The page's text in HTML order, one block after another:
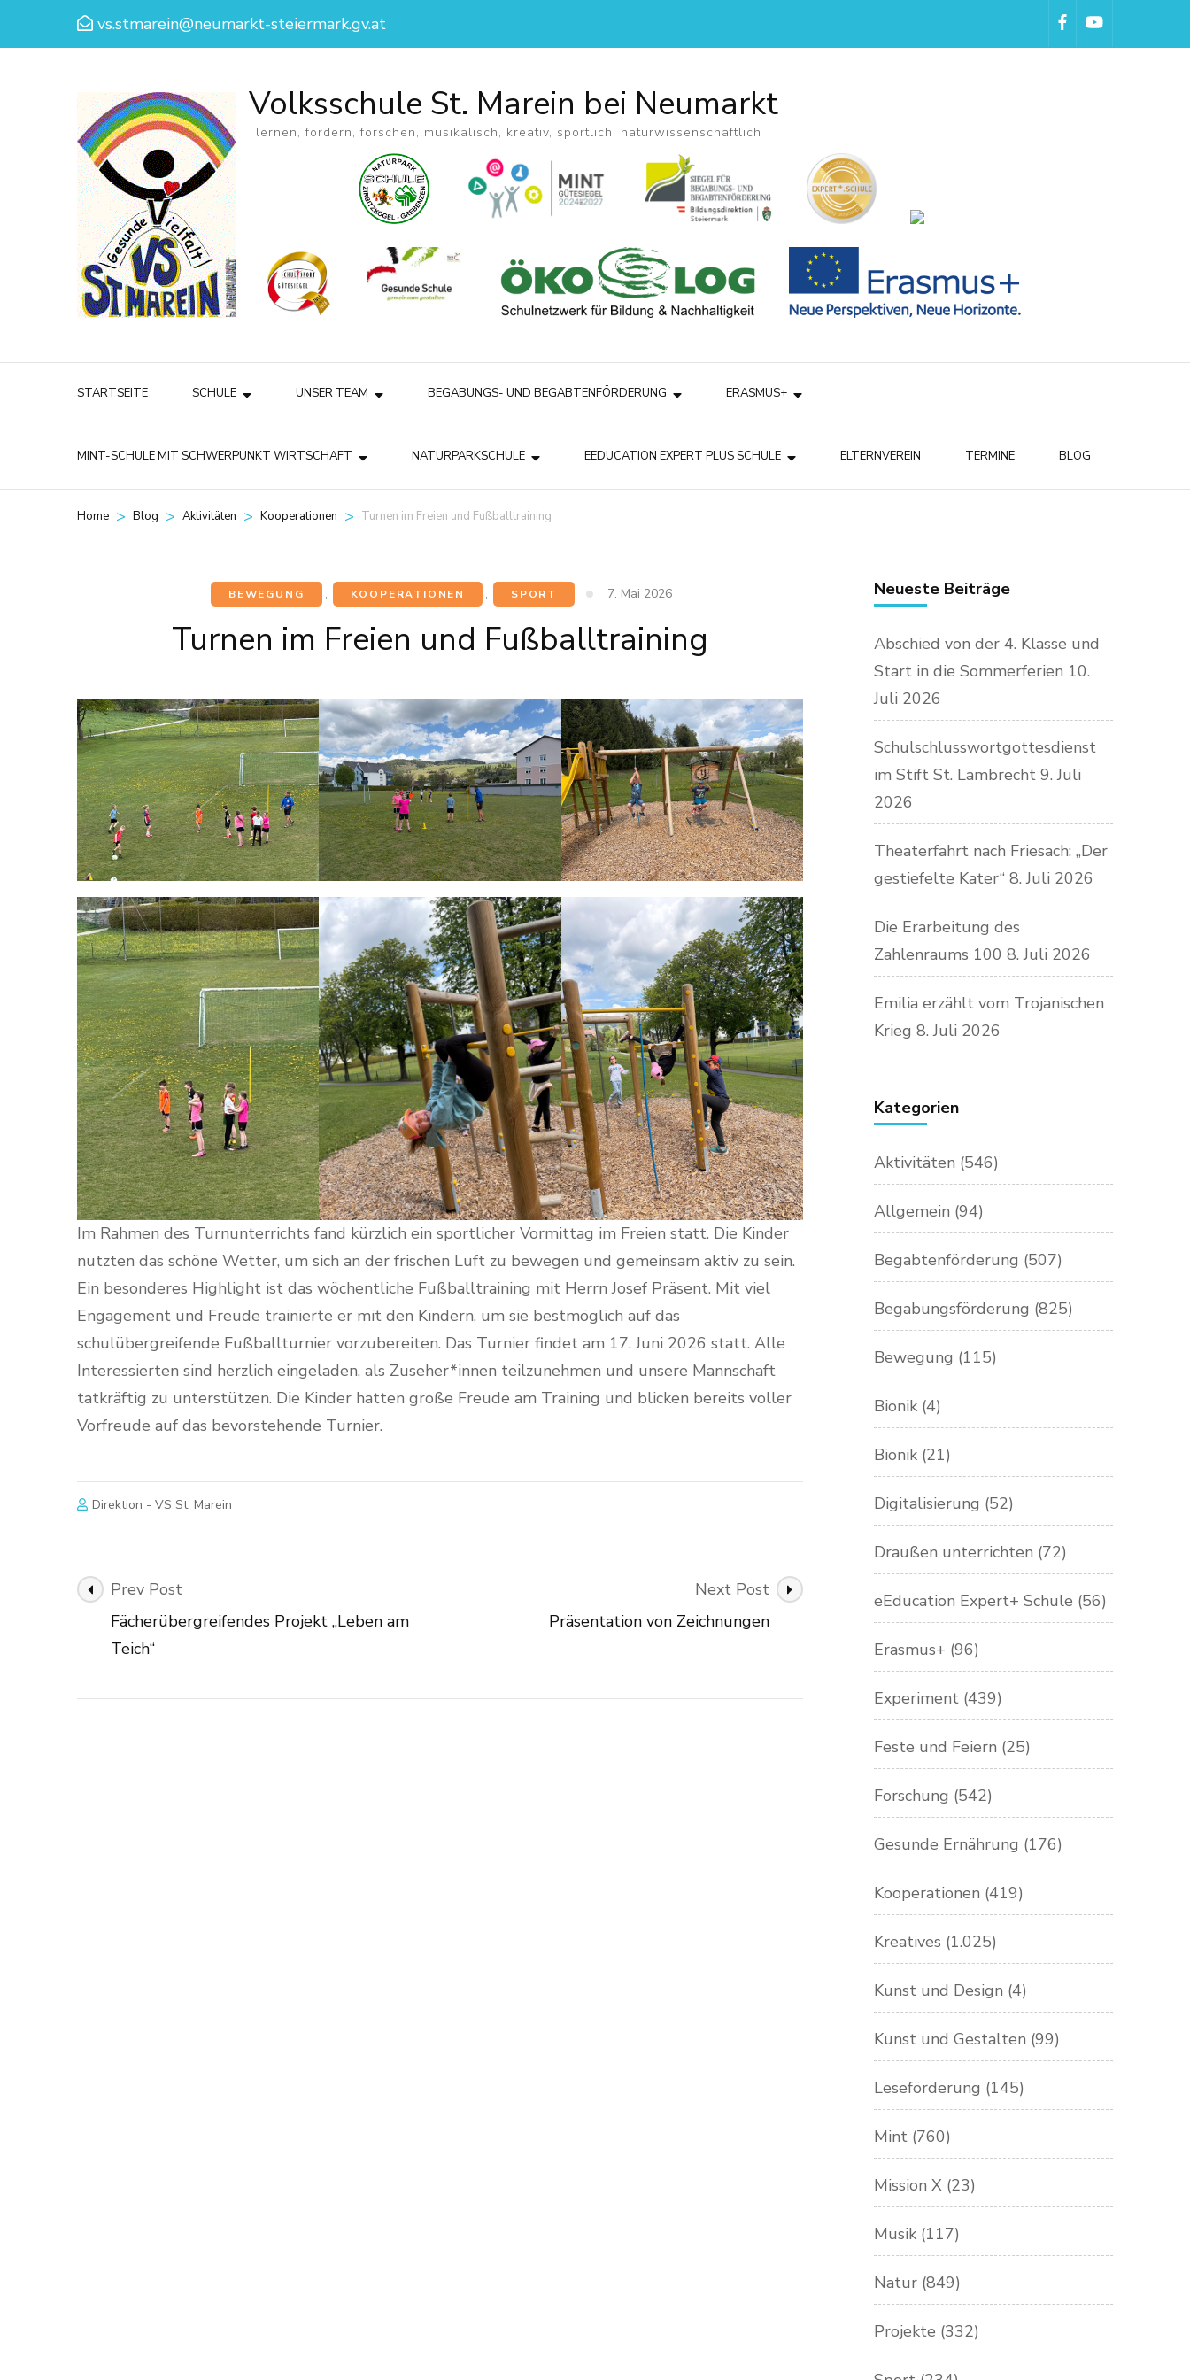
vs.stmarein@neumarkt-steiermark.gv.at
Volksschule St. Marein bei Neumarkt
lernen, fördern, forschen, musikalisch, kreativ, sportlich, naturwissenschaftlich
STARTSEITE SCHULE UNSER TEAM BEGABUNGS- UND BEGABTENFÖRDERUNG ERASMUS+
MINT-SCHULE MIT SCHWERPUNKT WIRTSCHAFT NATURPARKSCHULE EEDUCATION EXPERT PLUS SCHULE ELTERNVEREIN TERMINE BLOG
Home > Blog > Aktivitäten > Kooperationen > Turnen im Freien und Fußballtraining
BEWEGUNG , KOOPERATIONEN , SPORT 7. Mai 2026
Turnen im Freien und Fußballtraining
Im Rahmen des Turnunterrichts fand kürzlich ein sportlicher Vormittag im Freien statt. Die Kinder
nutzten das schöne Wetter, um sich an der frischen Luft zu bewegen und gemeinsam aktiv zu sein.
Ein besonderes Highlight ist das wöchentliche Fußballtraining mit Herrn Josef Präsent. Mit viel
Engagement und Freude trainierte er mit den Kindern, um sie bestmöglich auf das
schulübergreifende Fußballturnier vorzubereiten. Das Turnier findet am 17. Juni 2026 statt. Alle
Interessierten sind herzlich eingeladen, als Zuseher*innen teilzunehmen und unsere Mannschaft
tatkräftig zu unterstützen. Die Kinder hatten große Freude am Training und blicken bereits voller
Vorfreude auf das bevorstehende Turnier.
Direktion - VS St. Marein
Post
Navigation
Prev Post
Fächerübergreifendes Projekt „Leben am
Teich“
Next Post
Präsentation von Zeichnungen
Neueste Beiträge
Abschied von der 4. Klasse und
Start in die Sommerferien 10.
Juli 2026
Schulschlusswortgottesdienst
im Stift St. Lambrecht 9. Juli
2026
Theaterfahrt nach Friesach: „Der
gestiefelte Kater“ 8. Juli 2026
Die Erarbeitung des
Zahlenraums 100 8. Juli 2026
Emilia erzählt vom Trojanischen
Krieg 8. Juli 2026
Kategorien
Aktivitäten (546)
Allgemein (94)
Begabtenförderung (507)
Begabungsförderung (825)
Bewegung (115)
Bionik (4)
Bionik (21)
Digitalisierung (52)
Draußen unterrichten (72)
eEducation Expert+ Schule (56)
Erasmus+ (96)
Experiment (439)
Feste und Feiern (25)
Forschung (542)
Gesunde Ernährung (176)
Kooperationen (419)
Kreatives (1.025)
Kunst und Design (4)
Kunst und Gestalten (99)
Leseförderung (145)
Mint (760)
Mission X (23)
Musik (117)
Natur (849)
Projekte (332)